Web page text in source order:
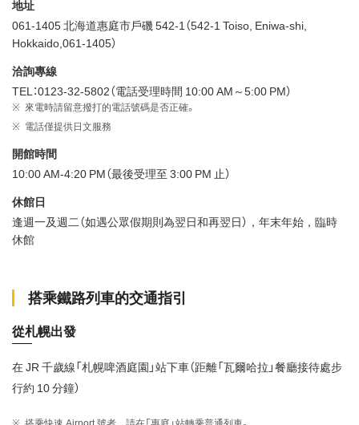
地址
061-1405 北海道惠庭市戶磯 542-1（542-1 Toiso, Eniwa-shi,
Hokkaido,061-1405）
洽詢專線
TEL：0123-32-5802（電話受理時間 10:00 AM～5:00 PM）
來電時請留意撥打的電話號碼是否正確。
電話僅提供日文服務
開館時間
10:00 AM-4:20 PM（最後受理至 3:00 PM 止）
休館日
逢週一及週二（如遇公眾假期則為翌日和再翌日），年末年始，臨時
休館
搭乘鐵路列車的交通指引
從札幌出發
在 JR 千歲線「札幌啤酒庭園」站下車（距離「瓦爾哈拉」餐廳接待處步
行約 10 分鐘）